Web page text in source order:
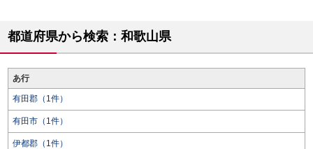
都道府県から検索：和歌山県
あ行
有田郡（1件）
有田市（1件）
伊都郡（1件）